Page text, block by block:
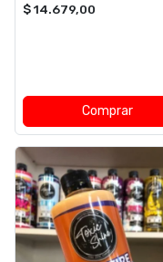
$ 14.679,00
Comprar